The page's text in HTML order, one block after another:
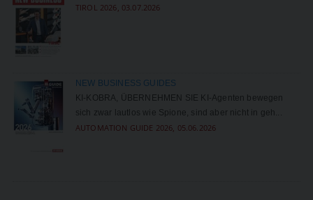
TIROL 2026, 03.07.2026
NEW BUSINESS GUIDES
KI-KOBRA, ÜBERNEHMEN SIE KI-Agenten bewegen
sich zwar lautlos wie Spione, sind aber nicht in ­geh...
AUTOMATION GUIDE 2026, 05.06.2026